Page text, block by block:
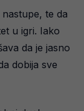
te da
u igri. Iako
da je jasno
dobija sve